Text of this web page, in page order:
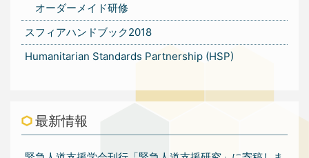
オーダーメイド研修
スフィアハンドブック2018
Humanitarian Standards Partnership (HSP)
最新情報